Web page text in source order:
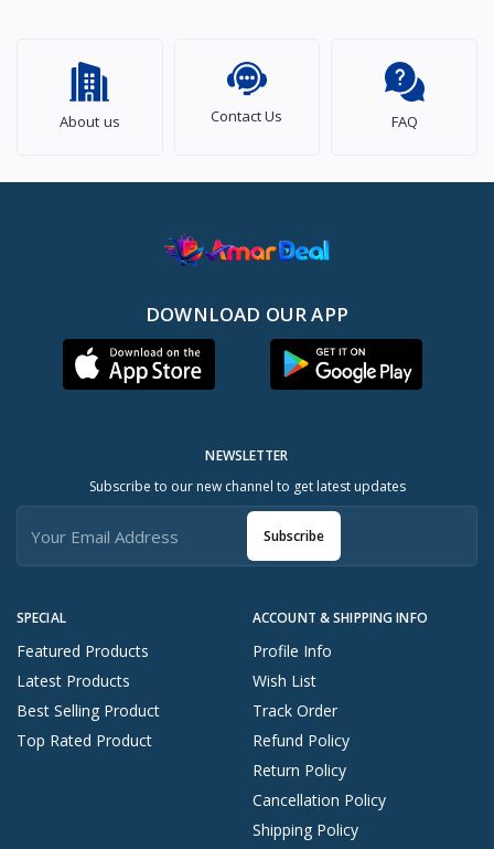
About us Contact Us FAQ
DOWNLOAD OUR APP
SPECIAL
Featured Products
Latest Products
Best Selling Product
Top Rated Product
ACCOUNT & SHIPPING INFO
Profile Info
Wish List
Track Order
Refund Policy
Return Policy
Cancellation Policy
Shipping Policy
NEWSLETTER
Subscribe to our new channel to get latest updates
Subscribe